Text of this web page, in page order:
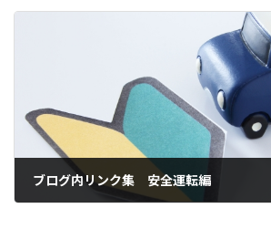
ブログ内リンク集 安全運転編